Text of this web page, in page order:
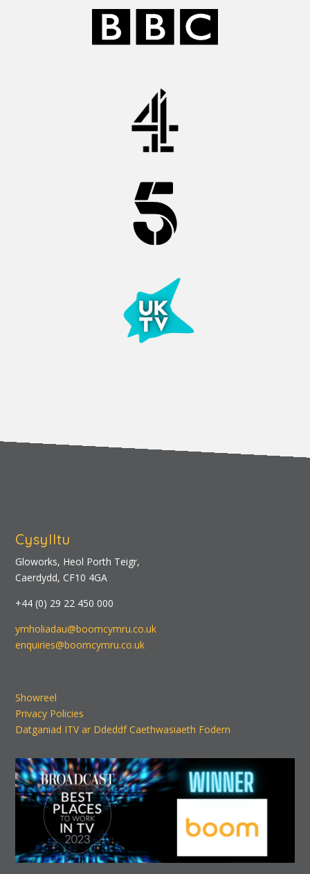
Cysylltu
Gloworks, Heol Porth Teigr,
Caerdydd, CF10 4GA
+44 (0) 29 22 450 000
ymholiadau@boomcymru.co.uk
enquiries@boomcymru.co.uk
Showreel
Privacy Policies
Datganiad ITV ar Ddeddf Caethwasiaeth Fodern